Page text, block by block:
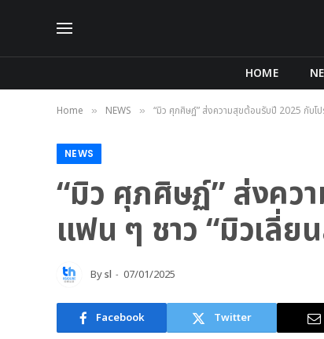
HOME
Home » NEWS » “มิว ศุภศิษฏ์” ส่งความสุขต้อนรับปี 2025 กับโป
NEWS
“มิว ศุภศิษฏ์” ส่งคว
แฟน ๆ ชาว “มิวเลี่ย
Bysl 07/01/2025
Facebook Twitter